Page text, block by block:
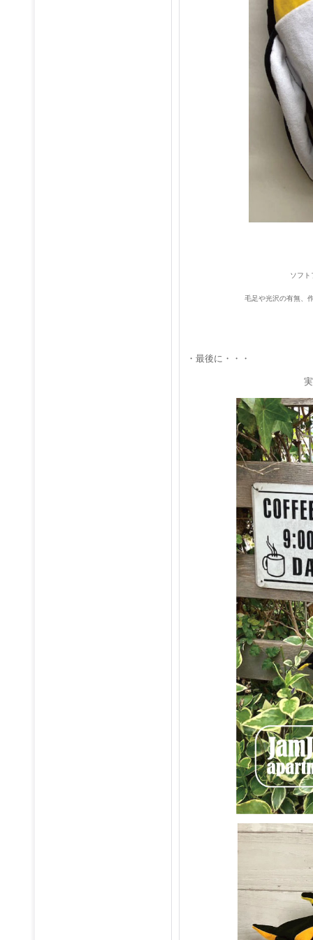
ソフト
毛足や光沢の有無、
・最後に・・・